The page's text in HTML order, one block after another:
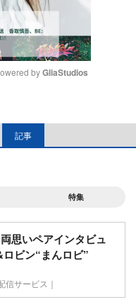
by GliaStudios
記事
特集
思いペアインタビュ
ビン“まんロビ”
信サービス｜